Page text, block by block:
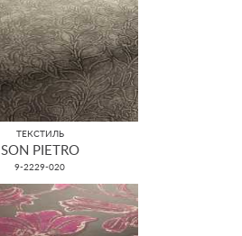
ТЕКСТИЛЬ
SON PIETRO
9-2229-020